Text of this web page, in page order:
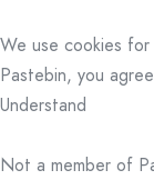
We use cookies for
Pastebin, you
Understand
Not a member of